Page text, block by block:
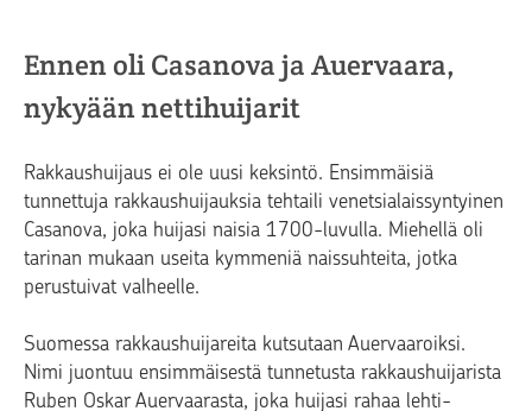
Ennen oli Casanova ja Auervaara,
nykyään nettihuijarit
Rakkaushuijaus ei ole uusi keksintö. Ensimmäisiä
tunnettuja rakkaushuijauksia tehtaili venetsialaissyntyinen
Casanova, joka huijasi naisia 1700-luvulla. Miehellä oli
tarinan mukaan useita kymmeniä naissuhteita, jotka
perustuivat valheelle.
Suomessa rakkaushuijareita kutsutaan Auervaaroiksi.
Nimi juontuu ensimmäisestä tunnetusta rakkaushuijarista
Ruben Oskar Auervaarasta, joka huijasi rahaa lehti-